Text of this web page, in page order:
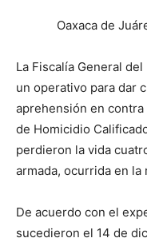
Oaxaca de
La Fiscalía General del
un operativo para dar
aprehensión en
de Homicidio
perdieron la vida
armada, ocurrida en
De acuerdo con el
sucedieron el 14 de